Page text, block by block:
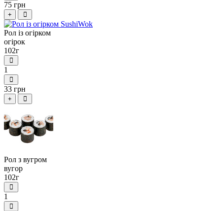
75 грн
+
Рол із огірком
огірок
102г
1
33 грн
+
Рол з вугром
вугор
102г
1